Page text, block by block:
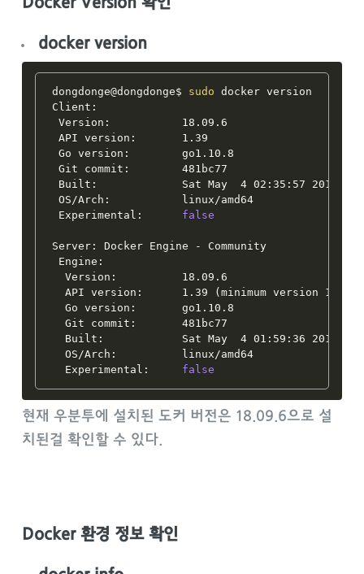
docker version
dongdonge@dongdonge$ sudo docker version
Client:
Version:           18.09.6
API version:       1.39
Go version:        go1.10.8
Git commit:        481bc77
Built:             Sat May  4 02:35:57 2019
OS/Arch:           linux/amd64
Experimental: false
Server: Docker Engine - Community
Engine:
  Version:          18.09.6
  API version:      1.39
(minimum version 1.12
  Go version:       go1.10.8
  Git commit:       481bc77
  Built:            Sat May  4 01:59:36 2019
  OS/Arch:          linux/amd64
  Experimental:
false
현재 우분투에 설치된 도커 버전은 18.09.6으로 설
치된걸 확인할 수 있다.
Docker 환경 정보 확인